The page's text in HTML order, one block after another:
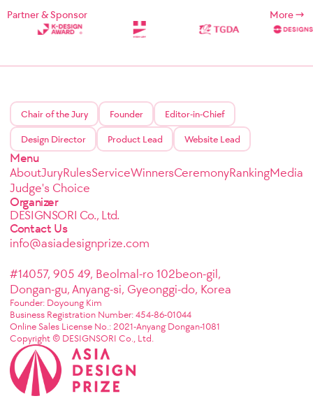
Partner & Sponsor More
Chair of the Jury Founder Editor-in-Chief
Design Director Product Lead Website Lead
Menu
AboutJuryRulesServiceWinnersCeremonyRankingMedia
Judge's Choice
Organizer
DESIGNSORI Co., Ltd.
Contact Us
info@asiadesignprize.com
#14057, 905 49, Beolmal-ro 102beon-gil,
Dongan-gu, Anyang-si, Gyeonggi-do, Korea
Founder: Doyoung Kim
Business Registration Number: 454-86-01044
Online Sales License No.: 2021-Anyang Dongan-1081
Copyright © DESIGNSORI Co., Ltd.